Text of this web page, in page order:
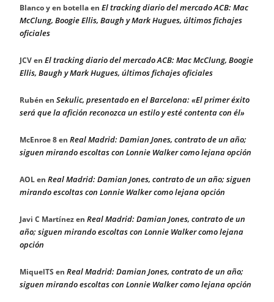
Blanco y en botellaen El tracking diario del mercado ACB: Mac
McClung, Boogie Ellis, Baugh y Mark Hugues, últimos fichajes
oficiales
JCVen El tracking diario del mercado ACB: Mac McClung, Boogie
Ellis, Baugh y Mark Hugues, últimos fichajes oficiales
Rubén en Sekulic, presentado en el Barcelona: «El primer éxito
será que la afición reconozca un estilo y esté contenta con él»
McEnroe 8en Real Madrid: Damian Jones, contrato de un año;
siguen mirando escoltas con Lonnie Walker como lejana opción
AOLen Real Madrid: Damian Jones, contrato de un año; siguen
mirando escoltas con Lonnie Walker como lejana opción
Javi C Martínezen Real Madrid: Damian Jones, contrato de un
año; siguen mirando escoltas con Lonnie Walker como lejana
opción
MiquelTS en Real Madrid: Damian Jones, contrato de un año;
siguen mirando escoltas con Lonnie Walker como lejana opción